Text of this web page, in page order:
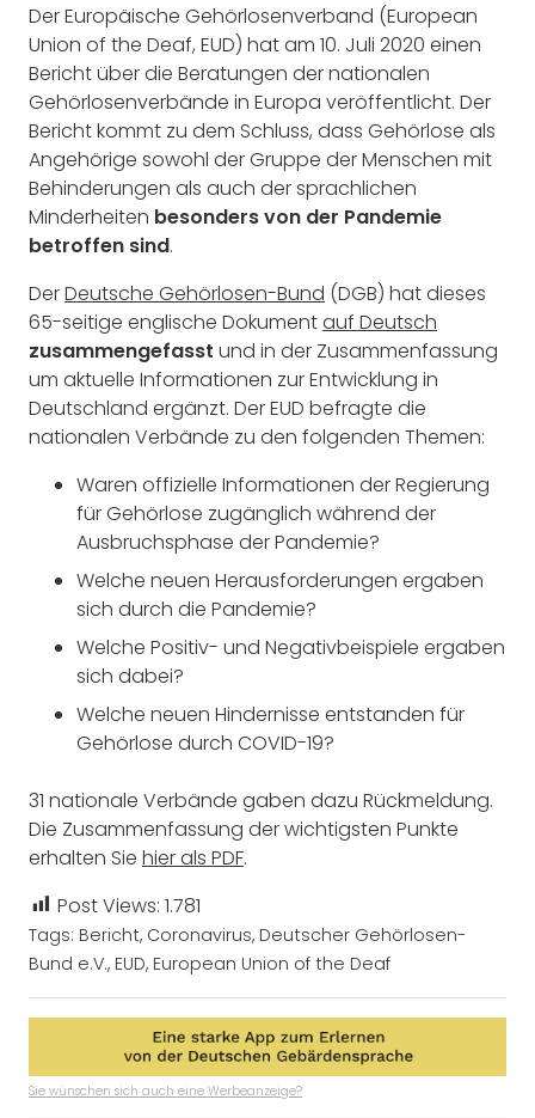
Der Europäische Gehörlosenverband (European
Union of the Deaf, EUD) hat am 10. Juli 2020 einen
Bericht über die Beratungen der nationalen
Gehörlosenverbände in Europa veröffentlicht. Der
Bericht kommt zu dem Schluss, dass Gehörlose als
Angehörige sowohl der Gruppe der Menschen mit
Behinderungen als auch der sprachlichen
Minderheiten besonders von der Pandemie
betroffen sind.
DerDeutsche Gehörlosen-Bund (DGB) hat dieses
65-seitige englische Dokumentauf Deutsch
zusammengefasst und in der Zusammenfassung
um aktuelle Informationen zur Entwicklung in
Deutschland ergänzt. Der EUD befragte die
nationalen Verbände zu den folgenden Themen:
Waren offizielle Informationen der Regierung
für Gehörlose zugänglich während der
Ausbruchsphase der Pandemie?
Welche neuen Herausforderungen ergaben
sich durch die Pandemie?
Welche Positiv- und Negativbeispiele ergaben
sich dabei?
Welche neuen Hindernisse entstanden für
Gehörlose durch COVID-19?
31 nationale Verbände gaben dazu Rückmeldung.
Die Zusammenfassung der wichtigsten Punkte
erhalten Sie hier als PDF.
Post Views: 1.781
Tags: Bericht, Coronavirus, Deutscher Gehörlosen-
Bund e.V., EUD, European Union of the Deaf
Sie wünschen sich auch eine Werbeanzeige?